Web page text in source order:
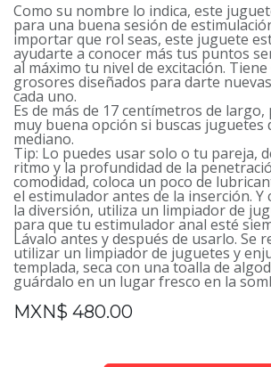
Como su nombre lo indica, este
para una buena sesión de
importar que rol seas, este juguete
ayudarte a conocer más tus puntos
al máximo tu nivel de excitación.
grosores diseñados para darte
cada uno.
Es de más de 17 centímetros de
muy buena opción si buscas juguetes
mediano.
Tip: Lo puedes usar solo o tu pareja,
ritmo y la profundidad de la
comodidad, coloca un poco de
el estimulador antes de la inserción. Y
la diversión, utiliza un limpiador de
para que tu estimulador anal esté
Lávalo antes y después de usarlo. Se
utilizar un limpiador de juguetes y
templada, seca con una toalla de
guárdalo en un lugar fresco en la
MXN$ 480.00